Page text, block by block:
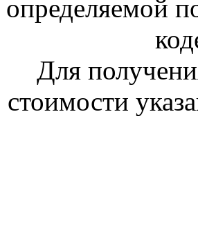
определяемой
Для
стоимости